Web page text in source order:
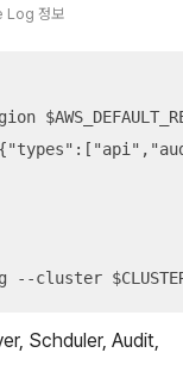
정보
Schduler, Audit,